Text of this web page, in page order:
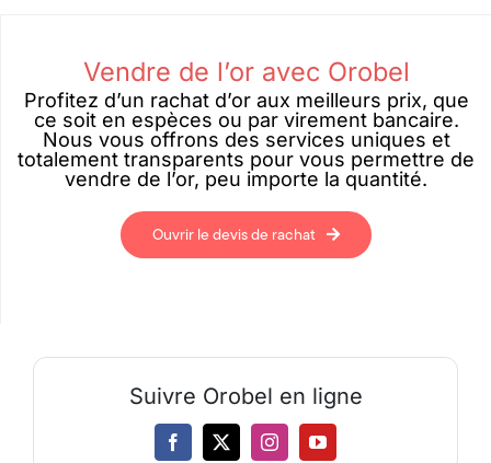
Vendre de l’or avec Orobel
Profitez d’un rachat d’or aux meilleurs prix, que
ce soit en espèces ou par virement bancaire.
Nous vous offrons des services uniques et
totalement transparents pour vous permettre de
vendre de l’or, peu importe la quantité.
Ouvrir le devis de rachat
Suivre Orobel en ligne